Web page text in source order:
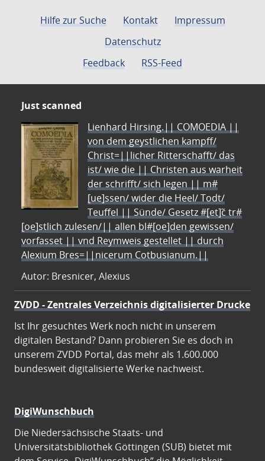
Hilfe zur Suche Kontakt
Impressum
Datenschutz
Feedback
RSS-Feed
Just scanned
Lienhard Hirsing.|| COMOEDIA ||
von dem geystlichen kampff/
Christ=||licher Ritterschafft/ das
ist/ wie die || Christen aus warheit
der schrifft/ sich legen || m#
[ue]ssen/ wider die Heel/ Todt/
Teuffel || Sünde/ Gesetz #[et]c̃ tr#
[oe]stlich zulesen/|| allen bl#[oe]den gewissen/
vorfasset || vnd Reymweis gestellet || durch
Alexium Bres=||nicerum Cotbusianum.||
Autor: Bresnicer, Alexius
ZVDD - Zentrales Verzeichnis digitalisierter Drucke
Ist Ihr gesuchtes Werk noch nicht in unserem
digitalen Bestand? Dann probieren Sie es doch in
unserem ZVDD Portal, das mehr als 1.600.000
bundesweit digitalisierte Werke nachweist.
DigiWunschbuch
Die Niedersächsische Staats- und
Universitätsbibliothek Göttingen (SUB) bietet mit